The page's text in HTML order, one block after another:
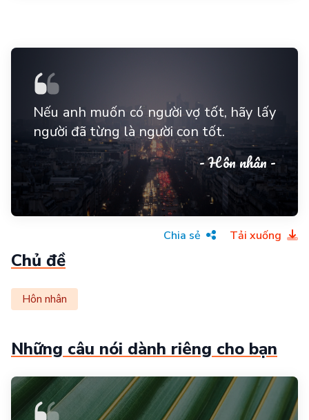
Nếu anh muốn có người vợ tốt, hãy lấy
người đã từng là người con tốt.
- Hôn nhân -
Chia sẻ Tải xuống
Chủ đề
Hôn nhân
Những câu nói dành riêng cho bạn